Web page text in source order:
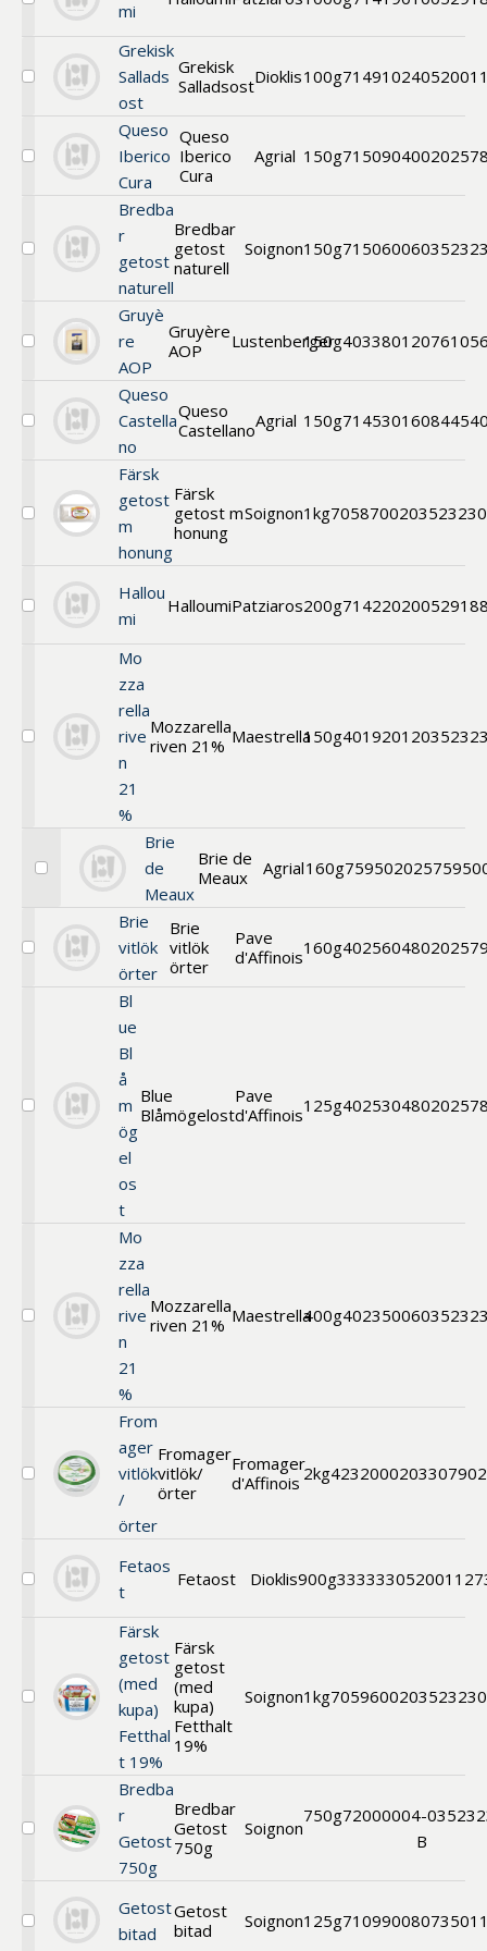
Välj
mi
Välj
Salladsost
Grekisk
Sallads
ost
Grekisk
SalladsostDioklis100g71491024
Välj
Iberico
Queso
Iberico
Cura
Queso
Iberico
Cura
Agrial 150g71509040
Välj
Bredba
r
getost
naturell
Bredbar
getost
naturell
Soignon150g71506006
Välj
AOP
Gruyè
re
AOP
Gruyère
AOP
Lustenberger
150g40338012
Välj
Castellano
Queso
Castella
no
Queso
CastellanoAgrial 150g71453016
Välj
honung
Färsk
getost
m
honung
Färsk
getost m
honung
Soignon1kg70587002
Välj
Hallou
mi
HalloumiPatziaros200g71422020
Välj
Mo
zza
rella
rive
n
21
%
Mozzarella
riven 21% Maestrella150g40192012
Välj
de
Meaux
Brie
de
Meaux
Brie de
Meaux
Agrial160g7595
Välj
vitlök
Brie
vitlök
örter
Brie
vitlök
örter
Pave
d'Affinois160g40256048
Välj
Bl
ue
Bl
å
m
ög
el
os
t
Blue
Blåmögelost
Pave
d'Affinois125g40253048
Välj
Mo
zza
rella
rive
n
21
%
Mozzarella
riven 21% Maestrella400g40235006
Välj
vitlök
örter
From
ager
vitlök
/
örter
Fromager
vitlök/
örter
Fromager
d'Affinois 2kg42320002
Välj
Fetaos
t
Fetaost Dioklis900g333333
Välj
kupa)
Färsk
getost
(med
kupa)
Fetthal
t 19%
Färsk
getost
(med
kupa)
Fetthalt
19%
Soignon1kg70596002
Välj
Bredba
r
Getost
750g
Bredbar
Getost
750g
Soignon
750g72000004-
B
Välj
Getost
bitad
Getost
bitad
Soignon125g71099008